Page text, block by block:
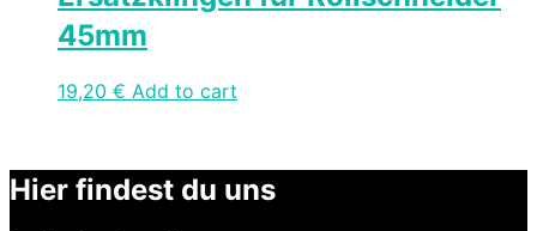
45mm
19,20 € Add to cart
Hier findest du uns